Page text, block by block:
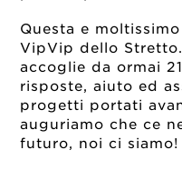
Questa e
VipVip dello
accoglie da ormai
risposte, aiuto ed
progetti portati
auguriamo che ce
futuro, noi ci siamo!